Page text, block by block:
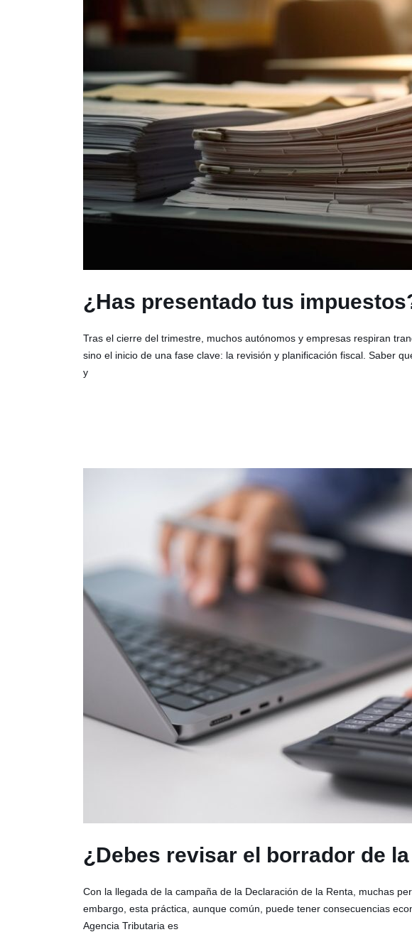
¿Has presentado tus
Tras el cierre del trimestre, muchos autónomos y empresas respiran
sino el inicio de una fase clave: la revisión y planificación fiscal. Saber
y
¿Debes revisar el borrador de
Con la llegada de la campaña de la Declaración de la Renta, muchas
embargo, esta práctica, aunque común, puede tener consecuencias
Agencia Tributaria es